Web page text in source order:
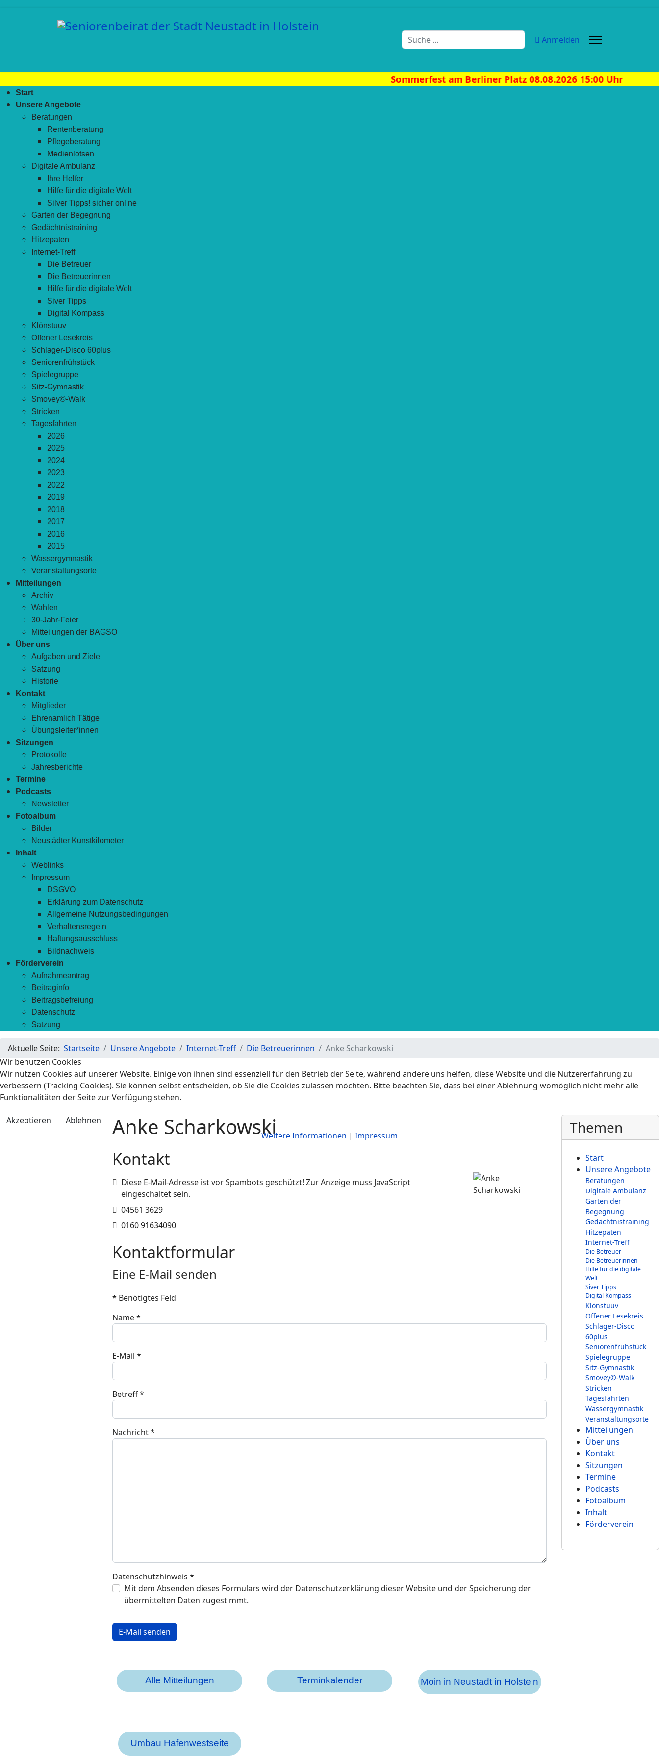
Suchen Anmelden
Sommerfest am Berliner Platz 08.08.2026 15:00 Uhr
Start
Unsere Angebote
Beratungen
Rentenberatung
Pflegeberatung
Medienlotsen
Digitale Ambulanz
Ihre Helfer
Hilfe für die digitale Welt
Silver Tipps! sicher online
Garten der Begegnung
Gedächtnistraining
Hitzepaten
Internet-Treff
Die Betreuer
Die Betreuerinnen
Hilfe für die digitale Welt
Siver Tipps
Digital Kompass
Klönstuuv
Offener Lesekreis
Schlager-Disco 60plus
Seniorenfrühstück
Spielegruppe
Sitz-Gymnastik
Smovey©-Walk
Stricken
Tagesfahrten
2026
2025
2024
2023
2022
2019
2018
2017
2016
2015
Wassergymnastik
Veranstaltungsorte
Mitteilungen
Archiv
Wahlen
30-Jahr-Feier
Mitteilungen der BAGSO
Über uns
Aufgaben und Ziele
Satzung
Historie
Kontakt
Mitglieder
Ehrenamlich Tätige
Übungsleiter*innen
Sitzungen
Protokolle
Jahresberichte
Termine
Podcasts
Newsletter
Fotoalbum
Bilder
Neustädter Kunstkilometer
Inhalt
Weblinks
Impressum
DSGVO
Erklärung zum Datenschutz
Allgemeine Nutzungsbedingungen
Verhaltensregeln
Haftungsausschluss
Bildnachweis
Förderverein
Aufnahmeantrag
Beitraginfo
Beitragsbefreiung
Datenschutz
Satzung
Aktuelle Seite: Startseite Unsere Angebote Internet-Treff Die Betreuerinnen Anke Scharkowski
Anke Scharkowski
Kontakt
E-Mail
Diese E-Mail-Adresse ist vor Spambots geschützt! Zur Anzeige muss JavaScript
eingeschaltet sein.
Telefon
04561 3629
Mobil
0160 91634090
Kontaktformular
Eine E-Mail senden
* Benötigtes Feld
Name*
E-Mail *
Betreff*
Nachricht*
Datenschutzhinweis *
Datenschutzhinweis
Mit dem Absenden dieses Formulars wird der Datenschutzerklärung dieser Website und der Speicherung der
übermittelten Daten zugestimmt.
Captcha*
E-Mail senden
Alle Mitteilungen Terminkalender Moin in Neustadt in Holstein
Umbau Hafenwestseite
Themen
Start
Unsere Angebote
Beratungen
Digitale Ambulanz
Garten der
Begegnung
Gedächtnistraining
Hitzepaten
Internet-Treff
Die Betreuer
Die Betreuerinnen
Hilfe für die digitale
Welt
Siver Tipps
Digital Kompass
Klönstuuv
Offener Lesekreis
Schlager-Disco
60plus
Seniorenfrühstück
Spielegruppe
Sitz-Gymnastik
Smovey©-Walk
Stricken
Tagesfahrten
Wassergymnastik
Veranstaltungsorte
Mitteilungen
Über uns
Kontakt
Sitzungen
Termine
Podcasts
Fotoalbum
Inhalt
Förderverein
Wir benutzen Cookies
Wir nutzen Cookies auf unserer Website. Einige von ihnen sind essenziell für den Betrieb der Seite, während andere uns helfen, diese Website und die Nutzererfahrung zu
verbessern (Tracking Cookies). Sie können selbst entscheiden, ob Sie die Cookies zulassen möchten. Bitte beachten Sie, dass bei einer Ablehnung womöglich nicht mehr alle
Funktionalitäten der Seite zur Verfügung stehen.
Akzeptieren
Ablehnen
Weitere Informationen | Impressum